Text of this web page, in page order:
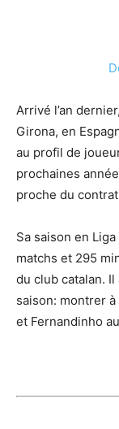
Arrivé l’an
Girona, en
au profil de
prochaines
proche du
Sa saison en
matchs et 295
du club catalan.
saison: montrer
et Fernandinho